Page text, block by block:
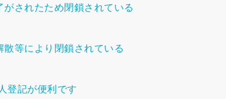
されたため閉鎖されている
等により閉鎖されている
登記が便利です